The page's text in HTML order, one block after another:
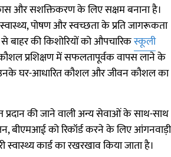
और सशक्तिकरण के लिए सक्षम बनाना है।
पोषण और स्वच्छता के प्रति जागरूकता
बाहर की किशोरियों को औपचारिकस्कूली
कौशल प्रशिक्षण में सफलतापूर्वक वापस लाने के
घर-आधारित कौशल और जीवन कौशल का
की जाने वाली अन्य सेवाओं के साथ-साथ
बीएमआई को रिकॉर्ड करने के लिए आंगनवाड़ी
स्वास्थ्य कार्ड का रखरखाव किया जाता है।